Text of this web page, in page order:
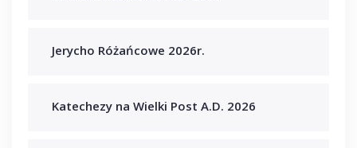
Jerycho Różańcowe 2026r.
Katechezy na Wielki Post A.D. 2026